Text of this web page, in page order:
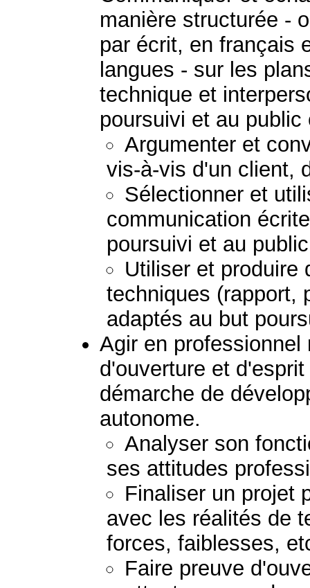
manière structurée -
par écrit, en français
langues - sur les
technique et
poursuivi et au public
Argumenter et
vis-à-vis d'un client,
Sélectionner et
communication
poursuivi et au
Utiliser et produire
techniques (rapport,
adaptés au but
Agir en
d'ouverture et
démarche de
autonome.
Analyser son
ses attitudes
Finaliser un projet
avec les réalités de
forces, faiblesses,
Faire preuve